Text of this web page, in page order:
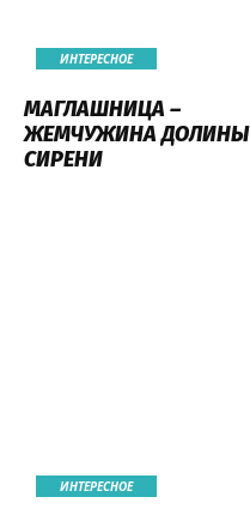
ИНТЕРЕСНОЕ
МАГЛАШНИЦА –
ЖЕМЧУЖИНА ДОЛИНЫ
СИРЕНИ
ИНТЕРЕСНОЕ